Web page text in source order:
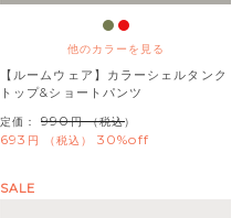
他のカラーを見る
【ルームウェア】カラーシェルタンク
トップ&ショートパンツ
定価： 990 （税込）
693 税込 30%off
SALE